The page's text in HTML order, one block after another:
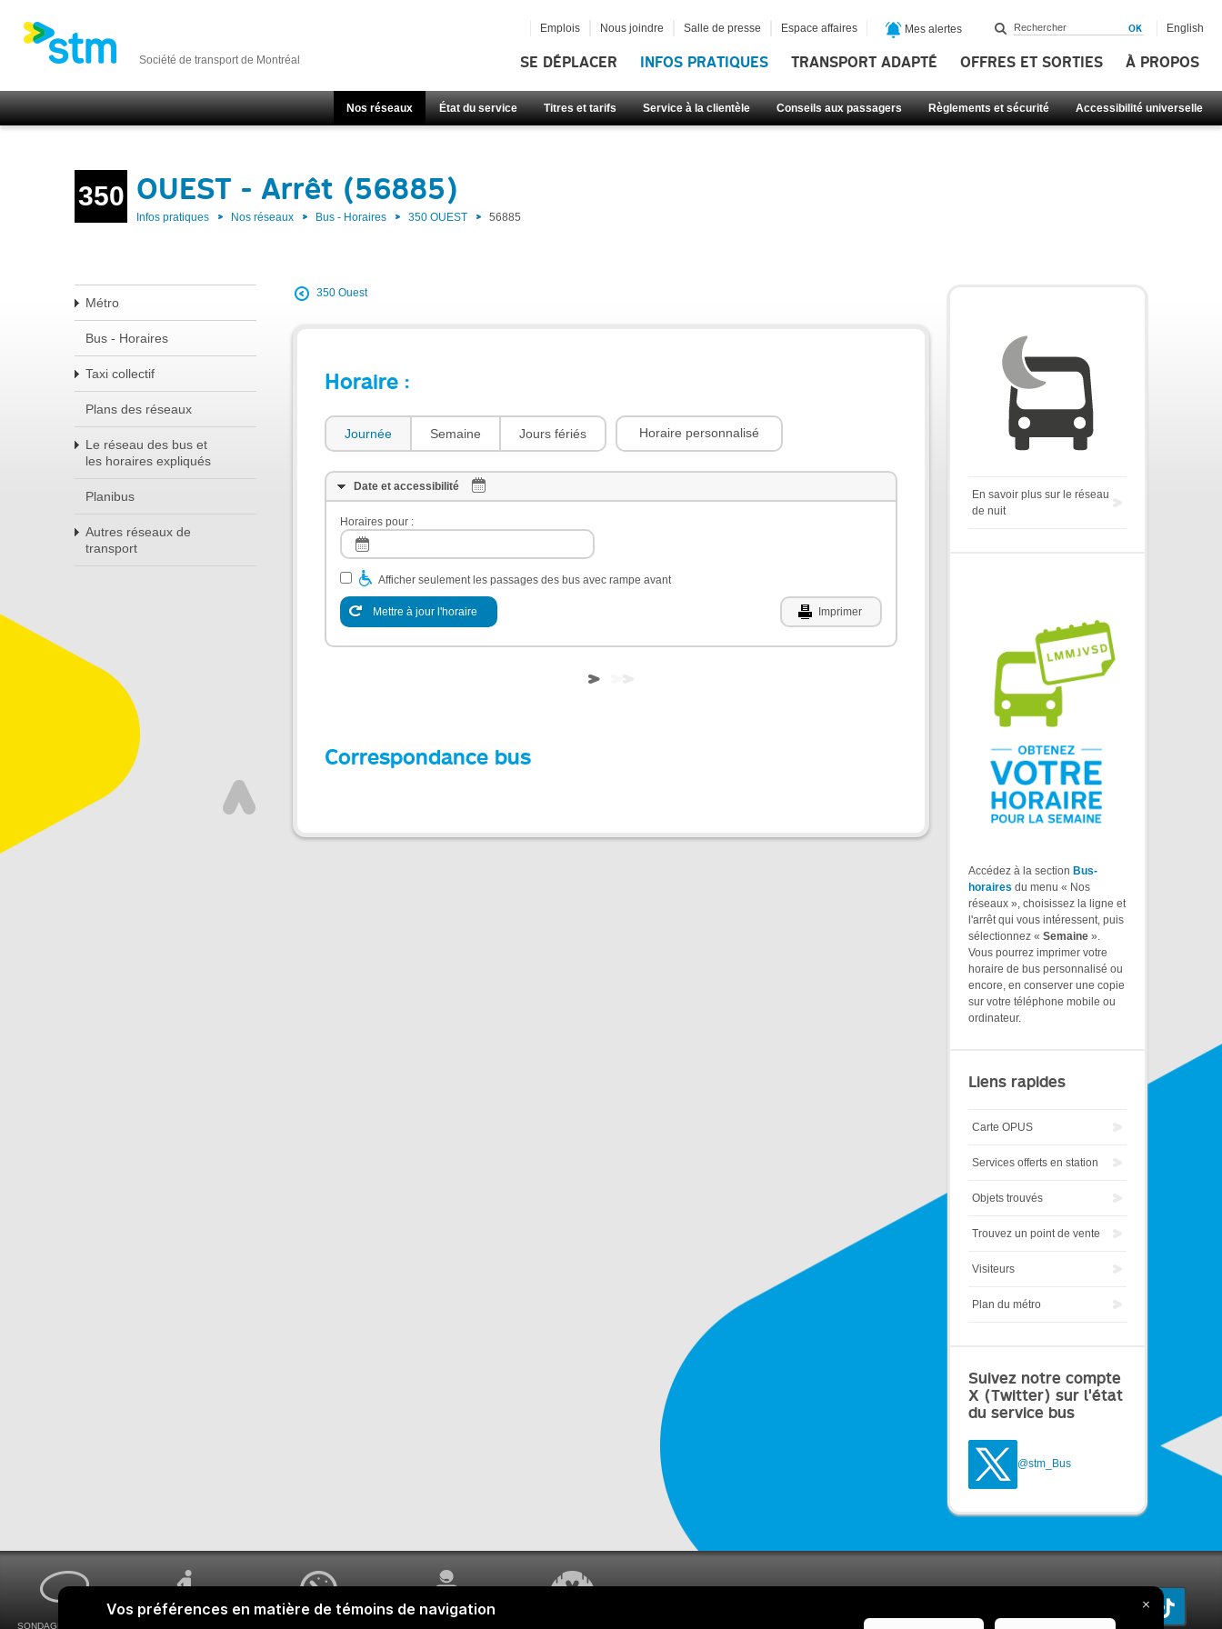
Société de transport de Montréal SE DÉPLACER INFOS PRATIQUES TRANSPORT ADAPTÉ OFFRES ET SORTIES À PROPOS
Nos réseaux État du service Titres et tarifs Service à la clientèle Conseils aux passagers Règlements et sécurité Accessibilité universelle
Emplois Nous joindre Salle de presse Espace affaires Mes alertes English
350 OUEST - Arrêt (56885)
Infos pratiques Nos réseaux Bus - Horaires 350 OUEST 56885
Métro
Bus - Horaires
Taxi collectif
Plans des réseaux
Le réseau des bus et
les horaires expliqués
Planibus
Autres réseaux de
transport
350 Ouest
Horaire :
Journée Semaine Jours fériés Horaire personnalisé
Date et accessibilité
Horaires pour :
Afficher seulement les passages des bus avec rampe avant
Mettre à jour l'horaire Imprimer
Correspondance bus
En savoir plus sur le réseau
de nuit
Accédez à la section Bus-
horaires du menu « Nos
réseaux », choisissez la ligne et
l'arrêt qui vous intéressent, puis
sélectionnez « Semaine ».
Vous pourrez imprimer votre
horaire de bus personnalisé ou
encore, en conserver une copie
sur votre téléphone mobile ou
ordinateur.
Liens rapides
Carte OPUS
Services offerts en station
Objets trouvés
Trouvez un point de vente
Visiteurs
Plan du métro
Suivez notre compte
X (Twitter) sur l'état
du service bus
@stm_Bus
SONDAGES MA VOIX